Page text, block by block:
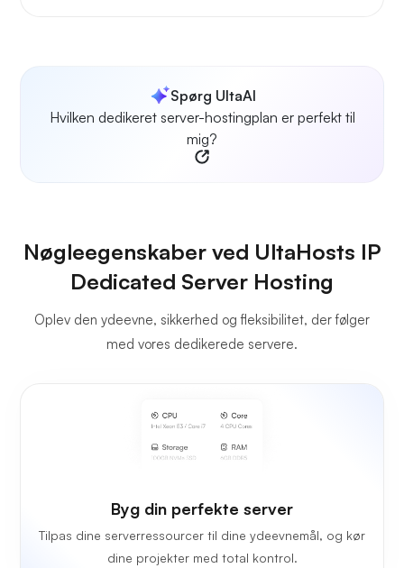
Spørg UltaAI
Hvilken dedikeret server-hostingplan er perfekt til
mig?
Nøgleegenskaber ved UltaHosts IP
Dedicated Server Hosting
Oplev den ydeevne, sikkerhed og fleksibilitet, der følger
med vores dedikerede servere.
Byg din perfekte server
Tilpas dine serverressourcer til dine ydeevnemål, og kør
dine projekter med total kontrol.